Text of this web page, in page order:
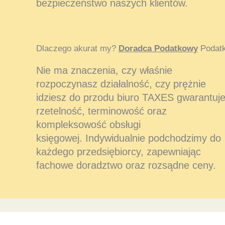
bezpieczeństwo naszych klientów.
Dlaczego akurat my? Doradca Podatkowy
Nie ma znaczenia, czy właśnie
rozpoczynasz działalność, czy prężnie
idziesz do przodu biuro TAXES gwarantuje
rzetelność, terminowość oraz
kompleksowość obsługi
księgowej. Indywidualnie podchodzimy do
każdego przedsiębiorcy, zapewniając
fachowe doradztwo oraz rozsądne ceny.